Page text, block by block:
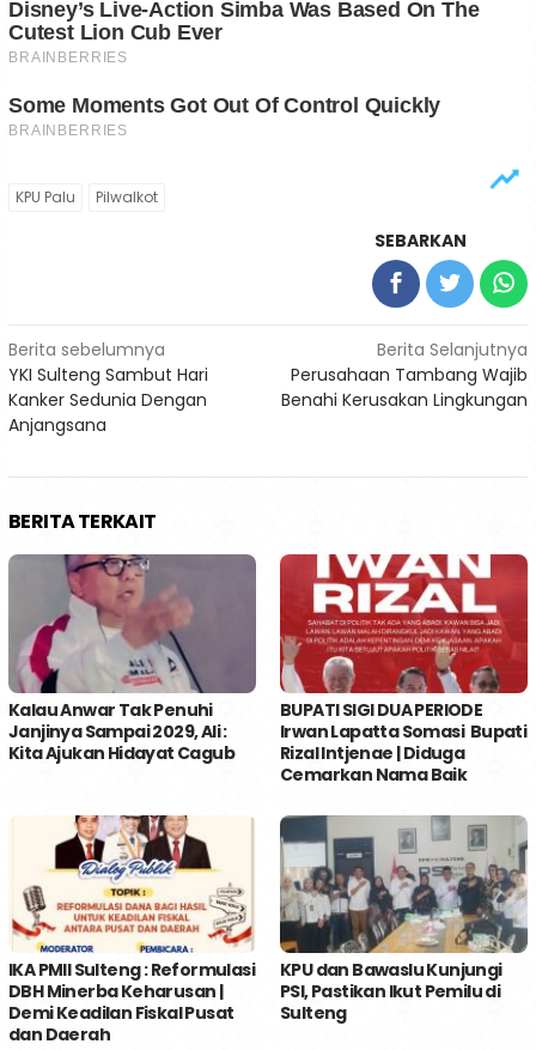
KPU Palu Pilwalkot
SEBARKAN
Navigasi
pos
Berita sebelumnya
YKI Sulteng Sambut Hari
Kanker Sedunia Dengan
Anjangsana
Berita Selanjutnya
Perusahaan Tambang Wajib
Benahi Kerusakan Lingkungan
BERITA TERKAIT
Kalau Anwar Tak Penuhi
Janjinya Sampai 2029, Ali :
Kita Ajukan Hidayat Cagub
BUPATI SIGI DUA PERIODE
Irwan Lapatta Somasi Bupati
Rizal Intjenae | Diduga
Cemarkan Nama Baik
IKA PMII Sulteng : Reformulasi
DBH Minerba Keharusan |
Demi Keadilan Fiskal Pusat
dan Daerah
KPU dan Bawaslu Kunjungi
PSI, Pastikan Ikut Pemilu di
Sulteng